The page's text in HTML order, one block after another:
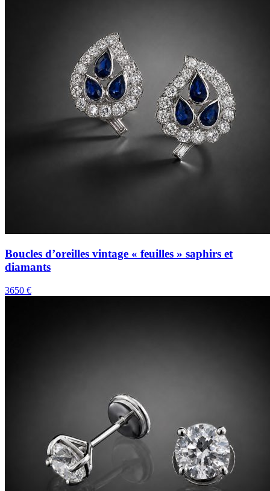
Boucles d’oreilles vintage « feuilles » saphirs et
diamants
3650 €